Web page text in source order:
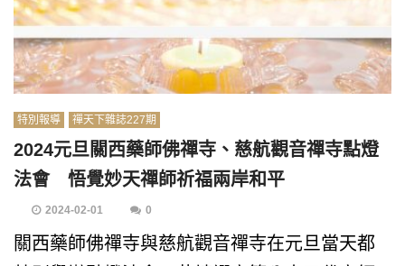
特別報導 禪天下雜誌227期
2024元旦關西藥師佛禪寺、慈航觀音禪寺點燈
法會 悟覺妙天禪師祈福兩岸和平
2024-02-01 0
關西藥師佛禪寺與慈航觀音禪寺在元旦當天都